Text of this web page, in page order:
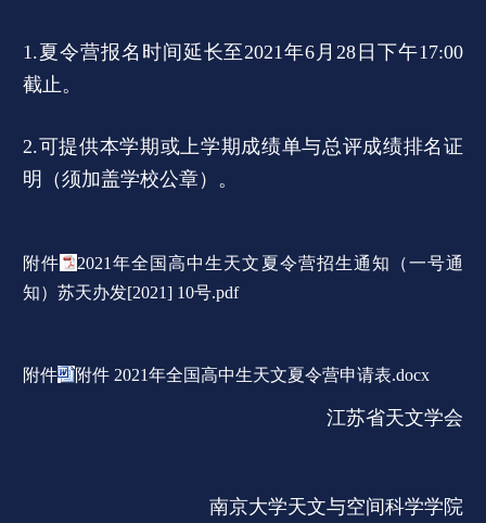
1.夏令营报名时间延长至2021年6月28日下午17:00
截止。
2.可提供本学期或上学期成绩单与总评成绩排名证
明（须加盖学校公章）。
附件
2021年全国高中生天文夏令营招生通知（一号通
知）苏天办发[2021] 10号.pdf
附件 附件 2021年全国高中生天文夏令营申请表.docx
江苏省天文学会
南京大学天文与空间科学学院